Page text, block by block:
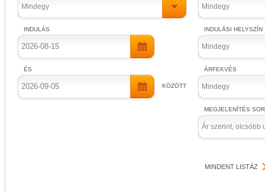
Mindegy
INDULÁS
ÉS
KÖZÖTT
Mindegy
INDULÁSI HELYSZÍN
Mindegy
ÁRFEKVÉS
Mindegy
MEGJELENÍTÉS
Ár szerint, olcsóbb
MINDENT LISTÁZ